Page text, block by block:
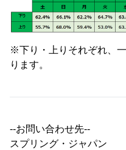
※下り・上りそれぞれ、
ります。
--お問い合わせ先--
スプリング・ジャパン